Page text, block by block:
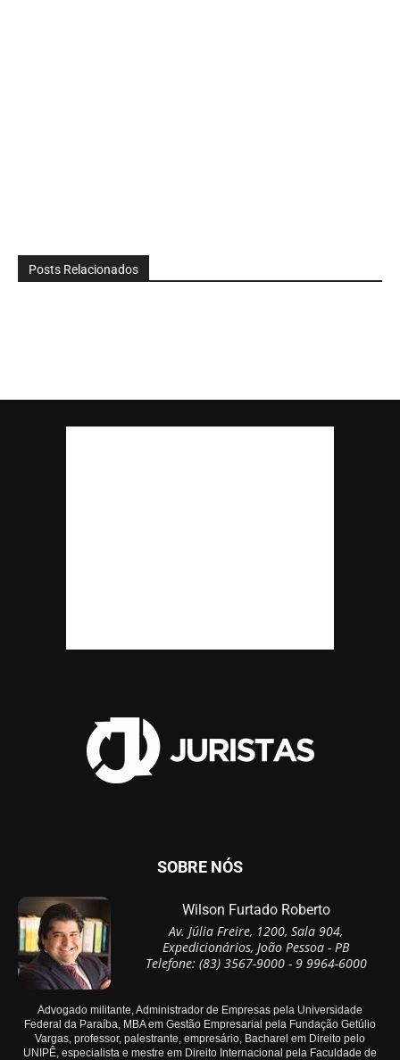
Posts Relacionados
SOBRE NÓS
Wilson Furtado Roberto
Av. Júlia Freire, 1200, Sala 904,
Expedicionários, João Pessoa - PB
Telefone: (83) 3567-9000 - 9 9964-6000
Advogado militante, Administrador de Empresas pela Universidade
Federal da Paraíba, MBA em Gestão Empresarial pela Fundação Getúlio
Vargas, professor, palestrante, empresário, Bacharel em Direito pelo
UNIPÊ, especialista e mestre em Direito Internacional pela Faculdade de